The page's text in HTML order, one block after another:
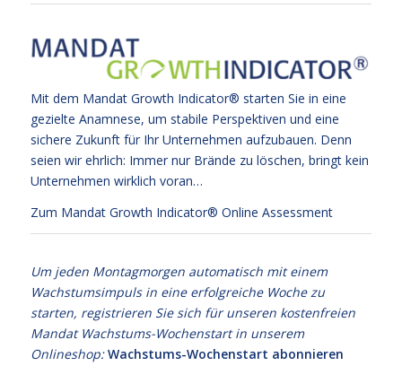
Mit dem Mandat Growth Indicator® starten Sie in eine
gezielte Anamnese, um stabile Perspektiven und eine
sichere Zukunft für Ihr Unternehmen aufzubauen. Denn
seien wir ehrlich: Immer nur Brände zu löschen, bringt kein
Unternehmen wirklich voran…
Zum Mandat Growth Indicator® Online Assessment
Um jeden Montagmorgen automatisch mit einem
Wachstumsimpuls in eine erfolgreiche Woche zu
starten, registrieren Sie sich für unseren kostenfreien
Mandat Wachstums-Wochenstart in unserem
Onlineshop:Wachstums-Wochenstart abonnieren